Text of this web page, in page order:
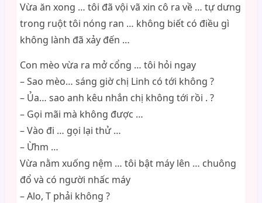
Vừa ăn xong … tôi đã vội vã xin cô ra về … tự dưng
trong ruột tôi nóng ran … không biết có điều gì
không lành đã xảy đến …
Con mèo vừa ra mở cổng … tôi hỏi ngay
– Sao mèo… sáng giờ chị Linh có tới không ?
– Ủa… sao anh kêu nhắn chị không tới rồi . ?
– Gọi mãi mà không được …
– Vào đi … gọi lại thử …
– Ừhm …
Vừa nằm xuống nệm … tôi bật máy lên … chuông
đổ và có người nhấc máy
– Alo, T phải không ?